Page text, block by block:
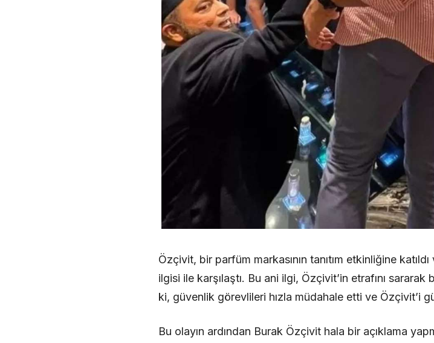
Özçivit, bir parfüm markasının tanıtım etkinliğine
ilgisi ile karşılaştı. Bu ani ilgi, Özçivit’in etrafını
ki, güvenlik görevlileri hızla müdahale etti ve Özçivit’i
Bu olayın ardından Burak Özçivit hala bir açıklama